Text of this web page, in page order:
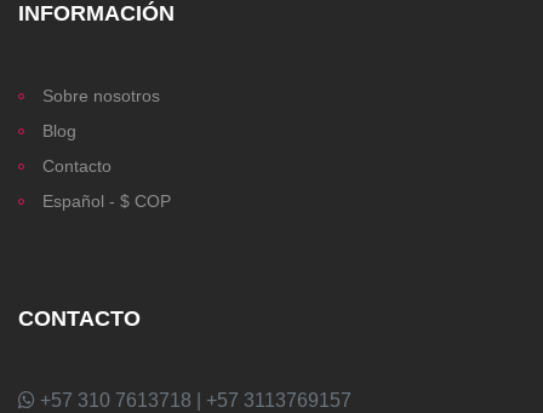
INFORMACIÓN
Sobre nosotros
Blog
Contacto
Español - $ COP
CONTACTO
+57 310 7613718 | +57 3113769157